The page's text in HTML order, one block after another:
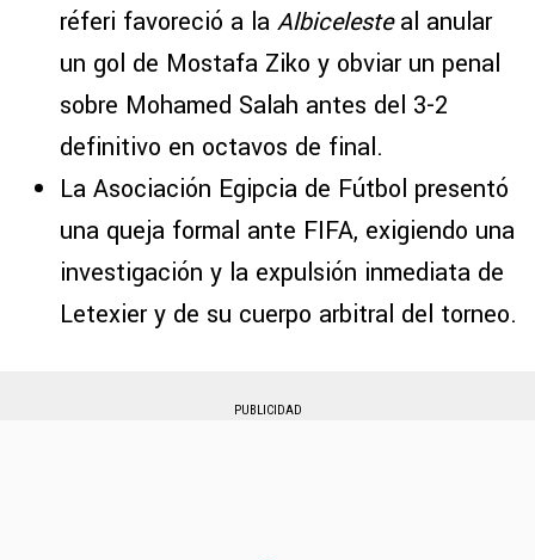
réferi favoreció a la Albicelesteal anular
un gol de Mostafa Ziko y obviar un penal
sobre Mohamed Salah antes del 3-2
definitivo en octavos de final.
La Asociación Egipcia de Fútbol presentó
una queja formal ante FIFA, exigiendo una
investigación y la expulsión inmediata de
Letexier y de su cuerpo arbitral del torneo.
PUBLICIDAD